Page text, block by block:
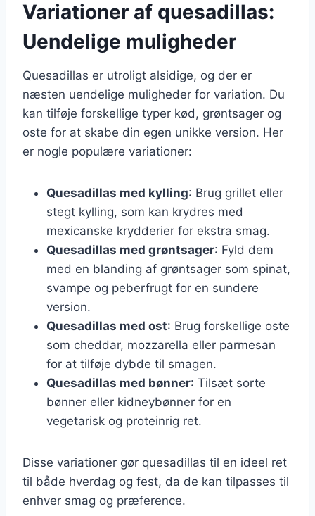
Variationer af quesadillas:
Uendelige muligheder
Quesadillas er utroligt alsidige, og der er
næsten uendelige muligheder for variation. Du
kan tilføje forskellige typer kød, grøntsager og
oste for at skabe din egen unikke version. Her
er nogle populære variationer:
Quesadillas med kylling: Brug grillet eller
stegt kylling, som kan krydres med
mexicanske krydderier for ekstra smag.
Quesadillas med grøntsager: Fyld dem
med en blanding af grøntsager som spinat,
svampe og peberfrugt for en sundere
version.
Quesadillas med ost: Brug forskellige oste
som cheddar, mozzarella eller parmesan
for at tilføje dybde til smagen.
Quesadillas med bønner: Tilsæt sorte
bønner eller kidneybønner for en
vegetarisk og proteinrig ret.
Disse variationer gør quesadillas til en ideel ret
til både hverdag og fest, da de kan tilpasses til
enhver smag og præference.